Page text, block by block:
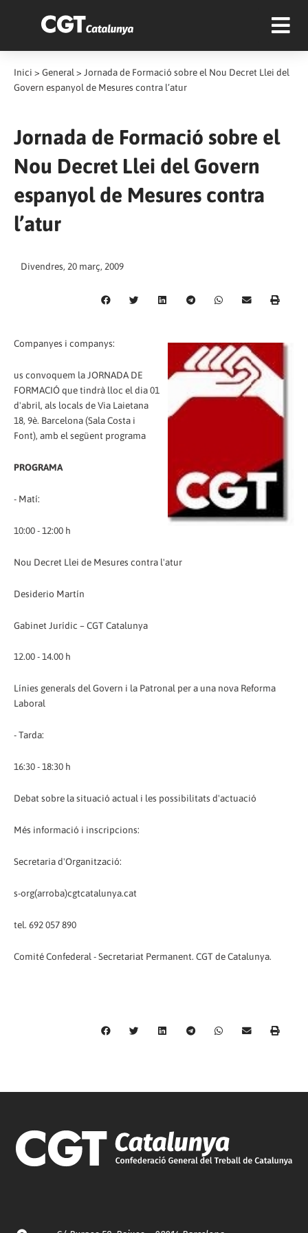
Inici > General > Jornada de Formació sobre el Nou Decret Llei del
Govern espanyol de Mesures contra l’atur
Jornada de Formació sobre el
Nou Decret Llei del Govern
espanyol de Mesures contra
l’atur
Divendres, 20 març, 2009
Companyes i companys:
us convoquem la JORNADA DE
FORMACIÓ que tindrà lloc el dia 01
d'abril, als locals de Via Laietana
18, 9è. Barcelona (Sala Costa i
Font), amb el següent programa
PROGRAMA
- Matí:
10:00 - 12:00 h
Nou Decret Llei de Mesures contra l'atur
Desiderio Martín
Gabinet Jurídic – CGT Catalunya
12.00 - 14.00 h
Línies generals del Govern i la Patronal per a una nova Reforma
Laboral
- Tarda:
16:30 - 18:30 h
Debat sobre la situació actual i les possibilitats d'actuació
Més informació i inscripcions:
Secretaria d'Organització:
s-org(arroba)cgtcatalunya.cat
tel. 692 057 890
Comité Confederal - Secretariat Permanent. CGT de Catalunya.